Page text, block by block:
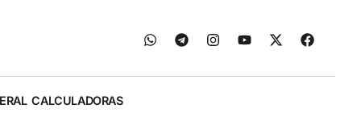
CALCULADORAS